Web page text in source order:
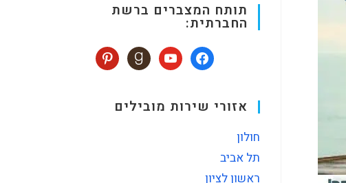
תותח המצברים ברשת
החברתית:
אזורי שירות מובילים
חולון
תל אביב
ראשון לציון